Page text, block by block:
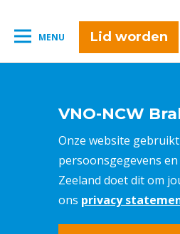
MENU Lid worden
VNO-NCW
Onze website
persoonsgegevens
Zeeland doet dit om
ons privacy